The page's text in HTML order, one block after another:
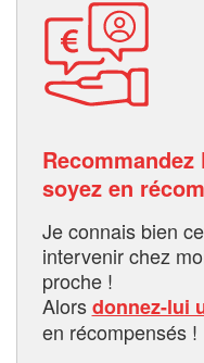
Recommandez
soyez en
Je connais bien
intervenir chez
proche !
Alorsdonnez-lui
en récompensés !